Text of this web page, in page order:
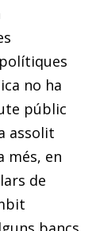
no ha
públic
assolit
més, en
de